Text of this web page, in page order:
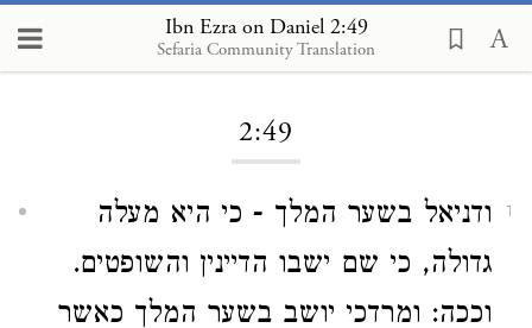
Ibn Ezra on Daniel 2:49
Sefaria Community Translation
Loading...
2:49
1
ודניאל בשער המלך - כי היא מעלה
גדולה, כי שם ישבו הדיינין והשופטים.
וככה: ומרדכי יושב בשער המלך כאשר